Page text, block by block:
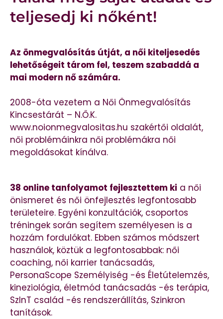
teljesedj ki nőként!
Az önmegvalósítás útját, a női kiteljesedés
lehetőségeit tárom fel, teszem szabaddá a
mai modern nő számára.
2008-óta vezetem a Női Önmegvalósítás
Kincsestárát – N.Ő.K.
www.noionmegvalositas.hu szakértői oldalát,
női problémáinkra női problémákra női
megoldásokat kínálva.
38 online tanfolyamot fejlesztettem ki a női
önismeret és női önfejlesztés legfontosabb
területeire. Egyéni konzultációk, csoportos
tréningek során segítem személyesen is a
hozzám fordulókat. Ebben számos módszert
használok, köztük a legfontosabbak: női
coaching, női karrier tanácsadás,
PersonaScope Személyiség -és Életútelemzés,
kineziológia, életmód tanácsadás -és terápia,
SzInT család -és rendszerállítás, Szinkron
tanítások.